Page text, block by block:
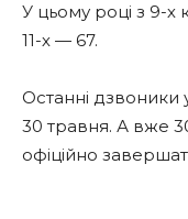
У цьому році з 9-х
11-х — 67.
Останні дзвоники
30 травня. А вже
офіційно